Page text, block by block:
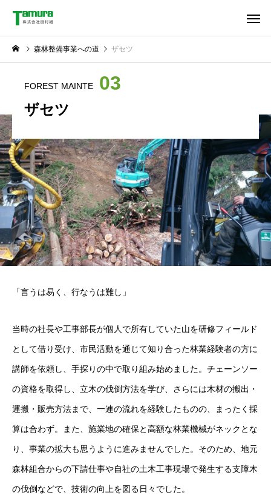
森林整備事業への道 ザセツ
FOREST MAINTE 03
ザセツ
「言うは易く、行なうは難し」
当時の社長や工事部長が個人で所有していた山を研修フィールド
として借り受け、市民活動を通じて知り合った林業経験者の方に
講師を依頼し、手探りの中で取り組み始めました。チェーンソー
の資格を取得し、立木の伐倒方法を学び、さらには木材の搬出・
運搬・販売方法まで、一連の流れを経験したものの、まったく採
算は合わず。また、施業地の確保と高額な林業機械がネックとな
り、事業の拡大も思うように進みませんでした。そのため、地元
森林組合からの下請仕事や自社の土木工事現場で発生する支障木
の伐倒などで、技術の向上を図る日々でした。